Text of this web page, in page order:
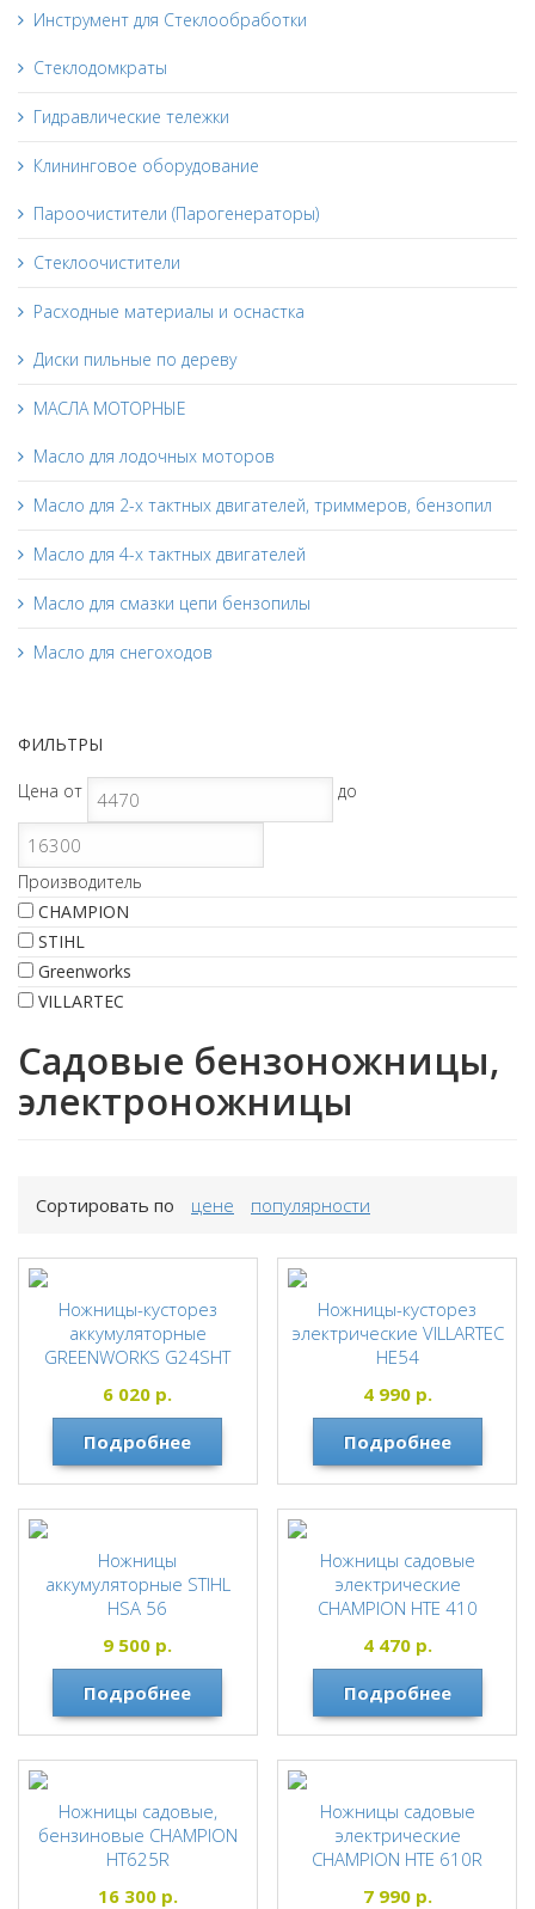
Инструмент для Стеклообработки
Стеклодомкраты
Гидравлические тележки
Клининговое оборудование
Пароочистители (Парогенераторы)
Стеклоочистители
Расходные материалы и оснастка
Диски пильные по дереву
МАСЛА МОТОРНЫЕ
Масло для лодочных моторов
Масло для 2-х тактных двигателей, триммеров, бензопил
Масло для 4-х тактных двигателей
Масло для смазки цепи бензопилы
Масло для снегоходов
ФИЛЬТРЫ
Цена от до
Производитель
CHAMPION
STIHL
Greenworks
VILLARTEC
Садовые бензоножницы,
электроножницы
Сортировать по цене популярности
Ножницы-кусторез
аккумуляторные
GREENWORKS G24SHT
Greenworks
6 020 р.
Подробнее
Ножницы-кусторез
электрические VILLARTEC
HE54
VILLARTEC
4 990р.
Подробнее
Ножницы
аккумуляторные STIHL
HSA 56
STIHL
9 500 р.
Подробнее
Ножницы садовые
электрические
CHAMPION HTE 410
CHAMPION
4 470р.
Подробнее
Ножницы садовые,
бензиновые CHAMPION
HT625R
CHAMPION
16 300р.
Ножницы садовые
электрические
CHAMPION HTE 610R
CHAMPION
7 990р.